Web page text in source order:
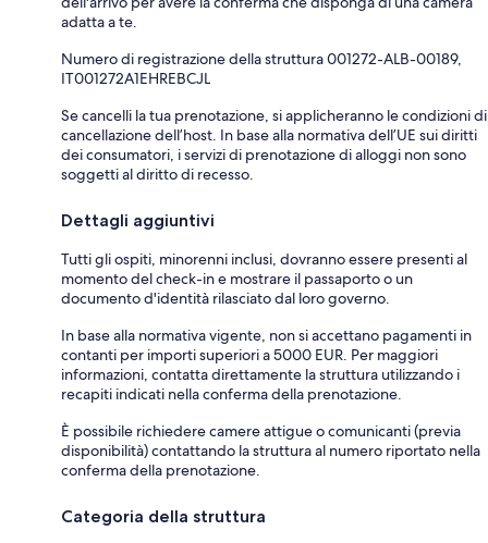
adatta a te.
Numero di registrazione della struttura 001272-ALB-00189,
IT001272A1EHREBCJL
Se cancelli la tua prenotazione, si applicheranno le condizioni di
cancellazione dell’host. In base alla normativa dell’UE sui diritti
dei consumatori, i servizi di prenotazione di alloggi non sono
soggetti al diritto di recesso.
Dettagli aggiuntivi
Tutti gli ospiti, minorenni inclusi, dovranno essere presenti al
momento del check-in e mostrare il passaporto o un
documento d'identità rilasciato dal loro governo.
In base alla normativa vigente, non si accettano pagamenti in
contanti per importi superiori a 5000 EUR. Per maggiori
informazioni, contatta direttamente la struttura utilizzando i
recapiti indicati nella conferma della prenotazione.
È possibile richiedere camere attigue o comunicanti (previa
disponibilità) contattando la struttura al numero riportato nella
conferma della prenotazione.
Categoria della struttura